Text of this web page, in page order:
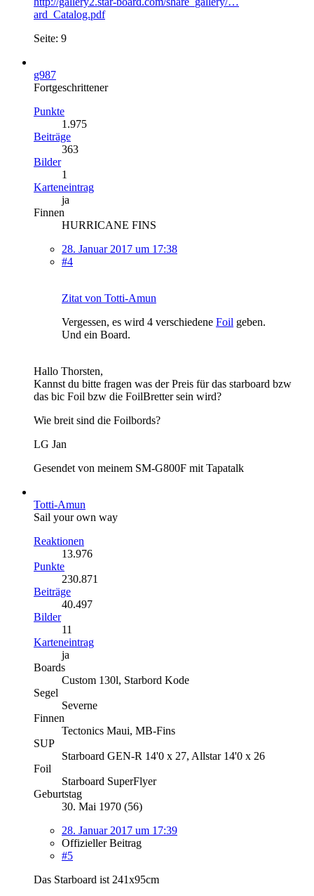
ard_Catalog.pdf
Seite: 9
g987
Fortgeschrittener
Punkte
1.975
Beiträge
363
Bilder
1
Karteneintrag
ja
Finnen
HURRICANE FINS
28. Januar 2017 um 17:38
#4
Zitat von Totti-Amun
Vergessen, es wird 4 verschiedene Foil geben.
Und ein Board.
Hallo Thorsten,
Kannst du bitte fragen was der Preis für das starboard bzw
das bic Foil bzw die FoilBretter sein wird?
Wie breit sind die Foilbords?
LG Jan
Gesendet von meinem SM-G800F mit Tapatalk
Totti-Amun
Sail your own way
Reaktionen
13.976
Punkte
230.871
Beiträge
40.497
Bilder
11
Karteneintrag
ja
Boards
Custom 130l, Starbord Kode
Segel
Severne
Finnen
Tectonics Maui, MB-Fins
SUP
Starboard GEN-R 14'0 x 27, Allstar 14'0 x 26
Foil
Starboard SuperFlyer
Geburtstag
30. Mai 1970 (56)
28. Januar 2017 um 17:39
Offizieller Beitrag
#5
Das Starboard ist 241x95cm